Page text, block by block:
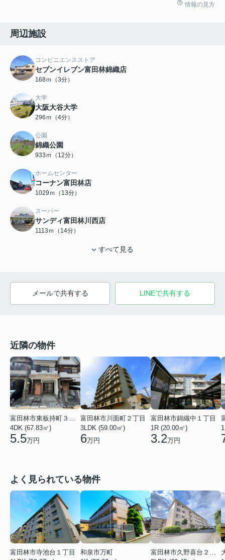
情報の見方
周辺施設
コンビニエンスストア
セブンイレブン富田林錦織店
168ｍ（3分）
大学
大阪大谷大学
296ｍ（4分）
公園
錦織公園
933ｍ（12分）
ホームセンター
コーナン富田林店
1029ｍ（13分）
スーパー
サンディ富田林川西店
1113ｍ（14分）
すべて見る
メールで共有する LINEで共有する
近隣の物件
4DK (67.83㎡)
5.5万円
富田林市川面町２丁目
3LDK (59.00㎡)
6万円
富田林市錦織中１丁目
1R (20.00㎡)
3.2万円
よく見られている物件
富田林市寺池台１丁目
和泉市万町